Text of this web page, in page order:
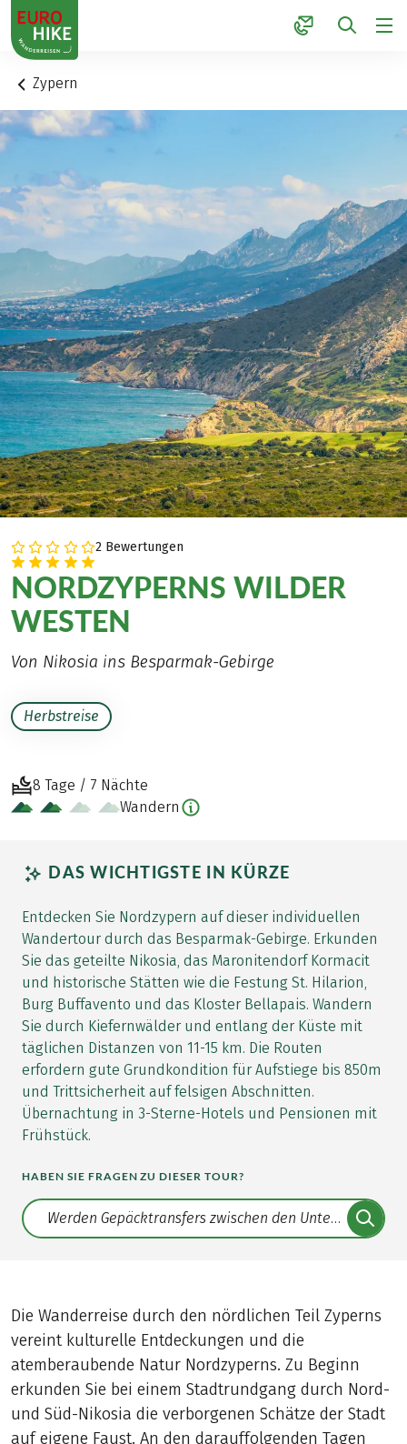
1
Zypern
2 Bewertungen
NORDZYPERNS WILDER
WESTEN
Von Nikosia ins Besparmak-Gebirge
Herbstreise
8 Tage / 7 Nächte
Wandern
DAS WICHTIGSTE IN KÜRZE
Entdecken Sie Nordzypern auf dieser individuellen
Wandertour durch das Besparmak-Gebirge. Erkunden
Sie das geteilte Nikosia, das Maronitendorf Kormacit
und historische Stätten wie die Festung St. Hilarion,
Burg Buffavento und das Kloster Bellapais. Wandern
Sie durch Kiefernwälder und entlang der Küste mit
täglichen Distanzen von 11-15 km. Die Routen
erfordern gute Grundkondition für Aufstiege bis 850m
und Trittsicherheit auf felsigen Abschnitten.
Übernachtung in 3-Sterne-Hotels und Pensionen mit
Frühstück.
HABEN SIE FRAGEN ZU DIESER TOUR?
Translate: a11y.faq.search
Die Wanderreise durch den nördlichen Teil Zyperns
vereint kulturelle Entdeckungen und die
atemberaubende Natur Nordzyperns. Zu Beginn
erkunden Sie bei einem Stadtrundgang durch Nord-
und Süd-Nikosia die verborgenen Schätze der Stadt
auf eigene Faust. An den darauffolgenden Tagen